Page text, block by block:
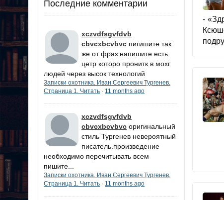
Последние комментарии
xczvdfsgvfdvb
cbvcxbcvbvc пигишите так
же от фраз напишите есть
цетр которо пронитк в мохг
людей через высок технологий
Записки охотника. Иван Сергеевич Тургенев.
Страница 1. Читать · 11 months ago
xczvdfsgvfdvb
cbvcxbcvbvc оригинальный
стиль Тургенев невероятный
писатель.произведение
необходимо перечитывать всем
пишите...
Записки охотника. Иван Сергеевич Тургенев.
Страница 1. Читать · 11 months ago
-